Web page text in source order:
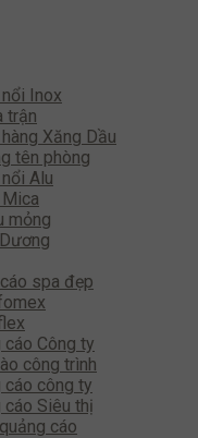
Inox
trận
Xăng Dầu
tên phòng
Alu
mỏng
spa đẹp
Công ty
công trình
cáo công ty
cáo Siêu thị
cáo